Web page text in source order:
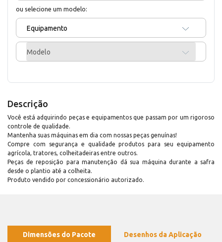
ou selecione um modelo:
Equipamento
Modelo
Descrição
Você está adquirindo peças e equipamentos que passam por um rigoroso
controle de qualidade.
Mantenha suas máquinas em dia com nossas peças genuínas!
Compre com segurança e qualidade produtos para seu equipamento
agrícola, tratores, colheitadeiras entre outros.
Peças de reposição para manutenção dá sua máquina durante a safra
desde o plantio até a colheita.
Produto vendido por concessionário autorizado.
Dimensões do Pacote Desenhos da Aplicação